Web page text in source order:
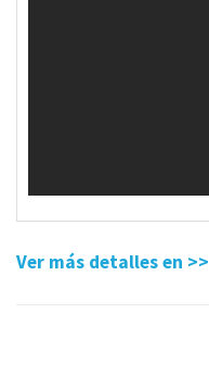
Ver más detalles en >>